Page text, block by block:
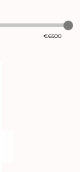
€6500